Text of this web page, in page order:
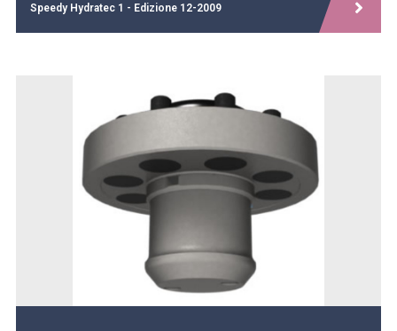
Speedy Hydratec 1 - Edizione 12-2009